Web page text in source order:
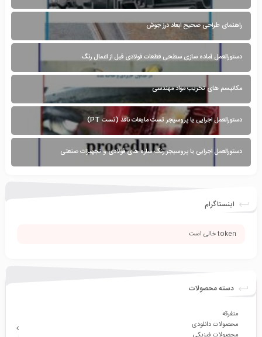
راهنمای طراحی صحیح ابعاد درز جوش
دستورالعمل آماده سازی سطحی قطعات فولادی قبل از اعمال رنگ
مکانیسم های تخریب مواد مهندسی
دستورالعمل اجرایی یا پروسیجر تست مایعات نافذ (تست PT)
دستورالعمل اجرایی یا پروسیجر رنگ سازه های فولادی و تجهیزات صنعتی
اینستاگرام
token خالی است
دسته محصولات
متفرقه
محصولات دانلودی